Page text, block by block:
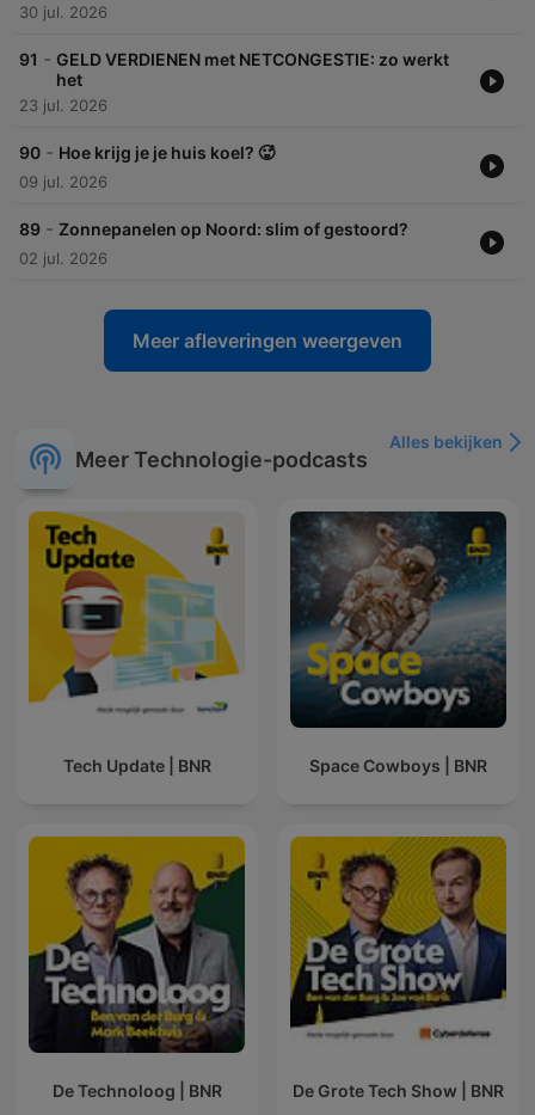
30 jul. 2026
91 - GELD VERDIENEN met NETCONGESTIE: zo werkt
het
23 jul. 2026
90 - Hoe krijg je je huis koel? 🥵
09 jul. 2026
89 - Zonnepanelen op Noord: slim of gestoord?
02 jul. 2026
Meer afleveringen weergeven
Meer Technologie-podcasts
Alles bekijken
Tech Update | BNR Space Cowboys | BNR
De Technoloog | BNR De Grote Tech Show | BNR